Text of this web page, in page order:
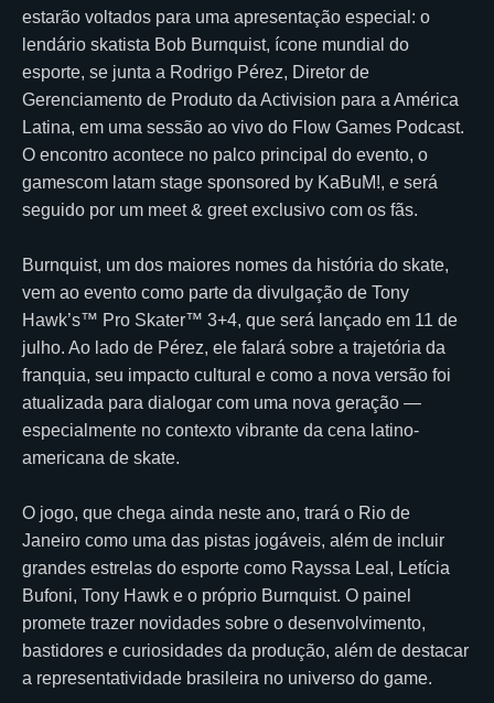
estarão voltados para uma apresentação especial: o
lendário skatista Bob Burnquist, ícone mundial do
esporte, se junta a Rodrigo Pérez, Diretor de
Gerenciamento de Produto da Activision para a América
Latina, em uma sessão ao vivo do Flow Games Podcast.
O encontro acontece no palco principal do evento, o
gamescom latam stage sponsored by KaBuM!, e será
seguido por um meet & greet exclusivo com os fãs.
Burnquist, um dos maiores nomes da história do skate,
vem ao evento como parte da divulgação de Tony
Hawk’s™ Pro Skater™ 3+4, que será lançado em 11 de
julho. Ao lado de Pérez, ele falará sobre a trajetória da
franquia, seu impacto cultural e como a nova versão foi
atualizada para dialogar com uma nova geração —
especialmente no contexto vibrante da cena latino-
americana de skate.
O jogo, que chega ainda neste ano, trará o Rio de
Janeiro como uma das pistas jogáveis, além de incluir
grandes estrelas do esporte como Rayssa Leal, Letícia
Bufoni, Tony Hawk e o próprio Burnquist. O painel
promete trazer novidades sobre o desenvolvimento,
bastidores e curiosidades da produção, além de destacar
a representatividade brasileira no universo do game.